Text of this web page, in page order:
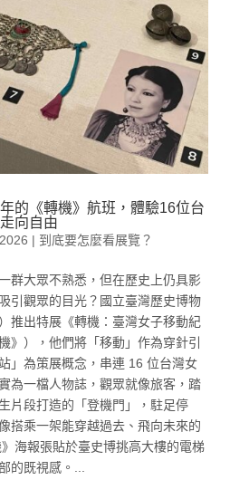
的《轉機》航班，體驗16位台
向自由
| 到底要怎麼看展覽？
群大眾不熟悉，但在歷史上仍具影
引觀眾的目光？國立臺灣歷史博物
推出特展《轉機：臺灣女子移動紀
》），他們將「移動」作為穿針引
」為策展概念，串連 16 位台灣女
為一檔人物誌，觀眾就像旅客，踏
片段打造的「登機門」，駐足停
搭乘一架能穿越過去、飛向未來的
海報張貼於臺史博挑高大樓的電梯
的既視感。...